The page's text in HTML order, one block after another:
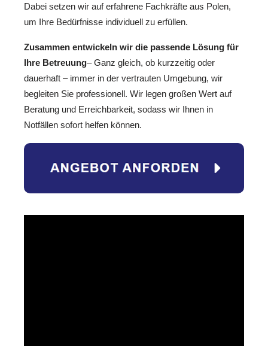
Dabei setzen wir auf erfahrene Fachkräfte aus Polen,
um Ihre Bedürfnisse individuell zu erfüllen.
Zusammen entwickeln wir die passende Lösung für
Ihre Betreuung– Ganz gleich, ob kurzzeitig oder
dauerhaft – immer in der vertrauten Umgebung, wir
begleiten Sie professionell. Wir legen großen Wert auf
Beratung und Erreichbarkeit, sodass wir Ihnen in
Notfällen sofort helfen können.